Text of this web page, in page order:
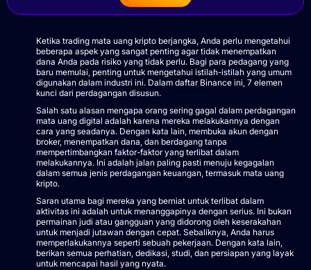
Ketika trading mata uang kripto berjangka, Anda perlu mengetahui
beberapa aspek yang sangat penting agar tidak menempatkan
dana Anda pada risiko yang tidak perlu. Bagi para pedagang yang
baru memulai, penting untuk mengetahui istilah-istilah yang umum
digunakan dalam industri ini. Dalam daftar Binance ini, 7 elemen
kunci dari perdagangan disusun.
Salah satu alasan mengapa orang sering gagal dalam perdagangan
mata uang digital adalah karena mereka melakukannya dengan
cara yang seadanya. Dengan kata lain, membuka akun dengan
broker, menempatkan dana, dan berdagang tanpa
mempertimbangkan faktor-faktor yang terlibat dalam
melakukannya. Ini adalah jalan paling pasti menuju kegagalan
dalam semua jenis perdagangan keuangan, termasuk mata uang
kripto.
Saran utama bagi mereka yang berniat untuk terlibat dalam
aktivitas ini adalah untuk menanggapinya dengan serius. Ini bukan
permainan judi atau gangguan yang didorong oleh keserakahan
untuk menjadi jutawan dengan cepat. Sebaliknya, Anda harus
memperlakukannya seperti sebuah pekerjaan. Dengan kata lain,
berikan semua perhatian, dedikasi, studi, dan persiapan yang layak
untuk mencapai hasil yang nyata.